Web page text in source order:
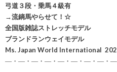
弓道３段・乗馬４級有
→流鏑馬やらせて！☆
全国版雑誌ストレッチモデル
ブランドランウェイモデル
Ms. Japan World International
―・―・―・―・―・―・―・―・